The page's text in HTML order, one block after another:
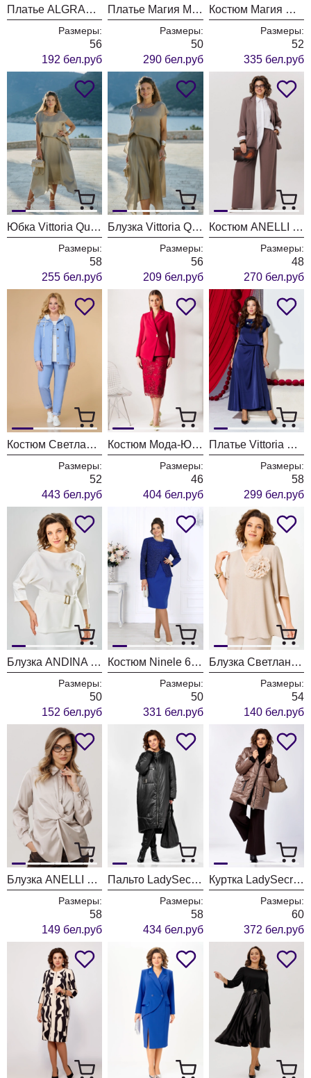
Платье ALGRANDA (Новелла Шарм) 4045-с
Размеры:
56
192 бел.руб
Платье Магия Моды 2670
Размеры:
50
290 бел.руб
Костюм Магия Моды 2713
Размеры:
52
335 бел.руб
Юбка Vittoria Queen 28623ю бежево-серый
Размеры:
58
255 бел.руб
Блузка Vittoria Queen 28623бл бежево-серый
Размеры:
56
209 бел.руб
Костюм ANELLI LAUREL 1742 масала чай
Размеры:
48
270 бел.руб
Костюм Светлана-Стиль 1569 голубой+белый
Размеры:
52
443 бел.руб
Костюм Мода-Юрс 26-2962 вишня
Размеры:
46
404 бел.руб
Платье Vittoria Queen 27643 темно-синий
Размеры:
58
299 бел.руб
Блузка ANDINA CITY 5049-25 молоко
Размеры:
50
152 бел.руб
Костюм Ninele 6085 василек
Размеры:
50
331 бел.руб
Блузка Светлана-Стиль 3025 бежевый
Размеры:
54
140 бел.руб
Блузка ANELLI LAUREL 1791 айс латте
Размеры:
58
149 бел.руб
Пальто LadySecret 5018.1 черный
Размеры:
58
434 бел.руб
Куртка LadySecret 7298 капучино
Размеры:
60
372 бел.руб